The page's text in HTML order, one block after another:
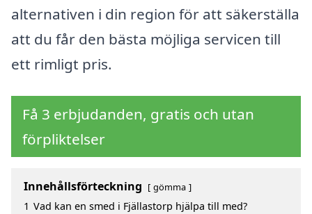
alternativen i din region för att säkerställa
att du får den bästa möjliga servicen till
ett rimligt pris.
Få 3 erbjudanden, gratis och utan
förpliktelser
Innehållsförteckning gömma
1 Vad kan en smed i Fjällastorp hjälpa till med?